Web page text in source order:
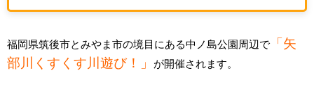
福岡県筑後市とみやま市の境目にある中ノ島公園周辺で
「矢
部川くすくす川遊び！」
が開催されます。